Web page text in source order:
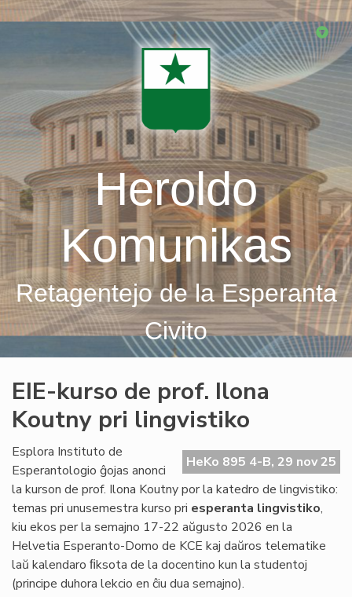
Skip
Heroldo
Komunikas
Retagentejo de la Esperanta
Civito
EIE-kurso de prof. Ilona
Koutny pri lingvistiko
HeKo 895 4-B, 29 nov 25
Esplora Instituto de
Esperantologio ĝojas anonci
la kurson de prof. Ilona Koutny por la katedro de lingvistiko:
temas pri unusemestra kurso pri esperanta lingvistiko,
kiu ekos per la semajno 17-22 aŭgusto 2026 en la
Helvetia Esperanto-Domo de KCE kaj daŭros telematike
laŭ kalendaro ﬁksota de la docentino kun la studentoj
(principe duhora lekcio en ĉiu dua semajno).